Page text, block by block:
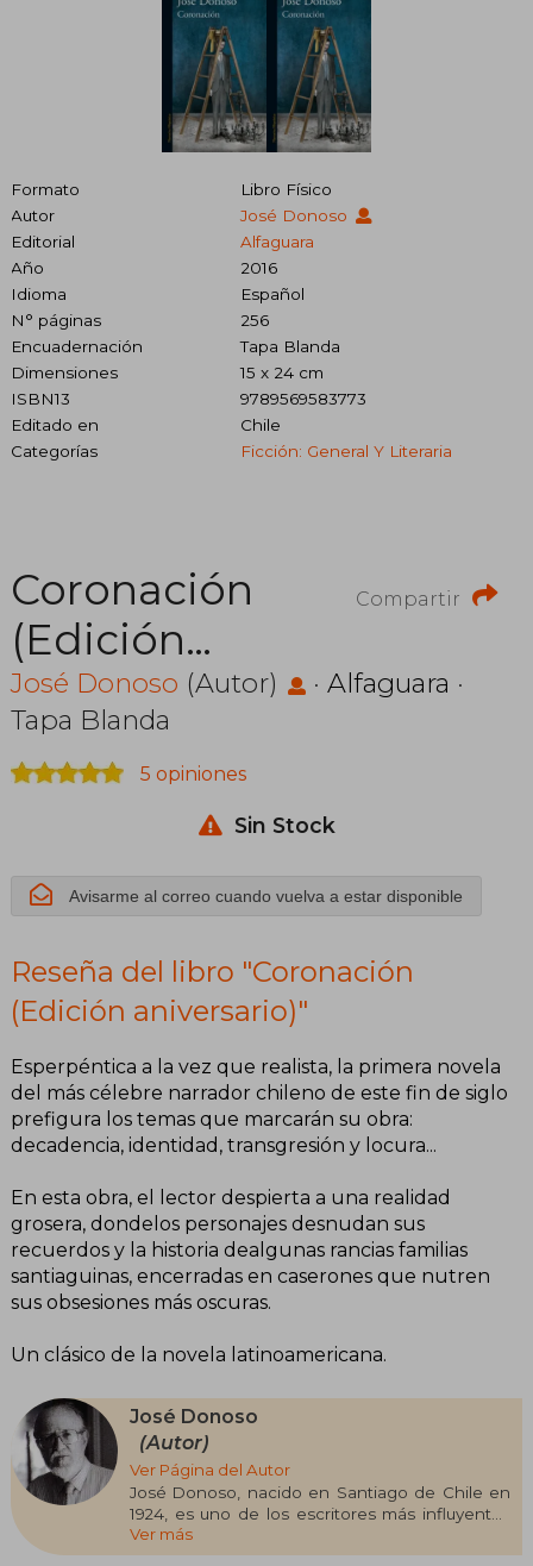
Formato
Libro Físico
Autor
José Donoso
Editorial
Alfaguara
Año
2016
Idioma
Español
N° páginas
256
Encuadernación
Tapa Blanda
Dimensiones
15 x 24 cm
ISBN13
9789569583773
Editado en
Chile
Categorías
Ficción: General Y Literaria
Compartir
Coronación
(Edición
aniversario)
José Donoso (Autor) · Alfaguara ·
Tapa Blanda
5 opiniones
Sin Stock
Avisarme al correo cuando vuelva a estar disponible
Reseña del libro "Coronación
(Edición aniversario)"
Esperpéntica a la vez que realista, la primera novela
del más célebre narrador chileno de este fin de siglo
prefigura los temas que marcarán su obra:
decadencia, identidad, transgresión y locura...
En esta obra, el lector despierta a una realidad
grosera, dondelos personajes desnudan sus
recuerdos y la historia dealgunas rancias familias
santiaguinas, encerradas en caserones que nutren
sus obsesiones más oscuras.
Un clásico de la novela latinoamericana.
José Donoso
(Autor)
Ver Página del Autor
José Donoso, nacido en Santiago de Chile en
1924, es uno de los escritores más influyentes
de la literatura chilena y latinoamericana del
siglo XX. Su formación académica incluye
Ver más